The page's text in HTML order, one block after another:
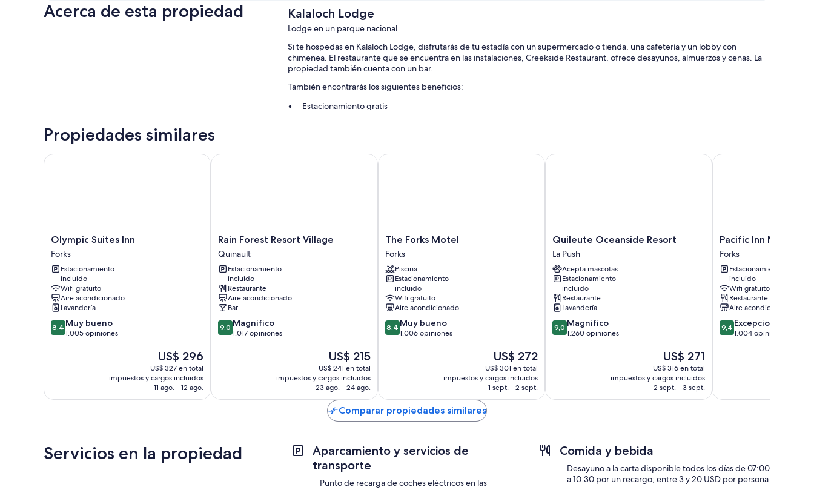
Acerca de esta propiedad Kalaloch Lodge
Lodge en un parque nacional
Si te hospedas en Kalaloch Lodge, disfrutarás de tu estadía con un supermercado o tienda, una cafetería y un lobby con
chimenea. El restaurante que se encuentra en las instalaciones, Creekside Restaurant, ofrece desayunos, almuerzos y cenas. La
propiedad también cuenta con un bar.
También encontrarás los siguientes beneficios:
Estacionamiento gratis
Los huéspedes dejan excelentes opiniones sobre la cercanía con la playa y la atención del personal
Propiedades similares
Olympic
Suites
Inn
Forks
Olympic Suites Inn
Forks
Estacionamiento
incluido
Wifi gratuito
Aire acondicionado
Lavandería
8.4
de
8,4 Muy bueno
1.005 opiniones
El
precio
actual
es
de
US$ 296
US$ 327 en total
impuestos y cargos incluidos
11 ago. - 12 ago.
Olympic Suites Inn
Rain
Forest
Resort
Village
Quinault
Rain Forest Resort Village
Quinault
Estacionamiento
incluido
Restaurante
Aire acondicionado
Bar
9.0
de
9,0 Magnífico
1.017 opiniones
El
precio
actual
es
de
US$ 215
US$ 215
US$ 241 en total
impuestos y cargos incluidos
23 ago. - 24 ago.
Rain Forest Resort Village
The
Forks
Motel
Forks
The Forks Motel
Forks
Piscina
Estacionamiento
incluido
Wifi gratuito
Aire acondicionado
8.4
de
8,4 Muy bueno
1.006 opiniones
El
precio
actual
es
de
US$ 272
US$ 301 en total
impuestos y cargos incluidos
1 sept. - 2 sept.
The Forks Motel
Quileute
Oceanside
Resort
La
Push
Quileute Oceanside Resort
La Push
Acepta mascotas
Estacionamiento
incluido
Restaurante
Lavandería
9.0
de
9,0 Magnífico
1.260 opiniones
El
precio
actual
es
de
US$ 271
US$ 316 en total
impuestos y cargos incluidos
2 sept. - 3 sept.
Quileute Oceanside Resort
Pacific
Inn
Motel
Forks
Pacific Inn Motel
Forks
Estacionamiento
incluido
Wifi gratuito
Restaurante
Aire acondicionado
9.4
de
9,4 Excepcional
1.004 opiniones
Pacific Inn Motel
Comparar propiedades similares
Servicios en la propiedad
Aparcamiento y servicios de
transporte
Punto de recarga de coches eléctricos en las
Comida y bebida
Desayuno a la carta disponible todos los días de 07:00
a 10:30 por un recargo; entre 3 y 20 USD por persona